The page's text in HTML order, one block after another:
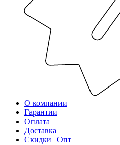
О компании
Гарантии
Оплата
Доставка
Скидки | Опт